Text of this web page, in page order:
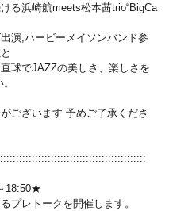
る浜崎航meets松本茜trio“BigCa
演,ハービーメイソンバンド参
球でJAZZの美しさ、楽しさを
ございます 予めご了承くださ
18:50★
プレトークを開催します。